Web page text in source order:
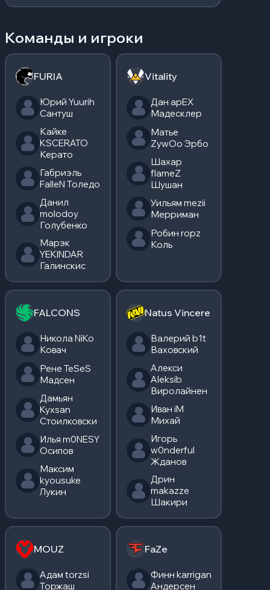
Команды и игроки
FURIA
Юрий Yuurih
Сантуш
Кайке
KSCERATO
Керато
Габриэль
FalleN Толедо
Данил
molodoy
Голубенко
Марэк
YEKINDAR
Галинскис
Vitality
Дан apEX
Мадесклер
Матье
ZywOo Эрбо
Шахар
flameZ
Шушан
Уильям mezii
Мерриман
Робин ropz
Коль
FALCONS
Никола NiKo
Ковач
Рене TeSeS
Мадсен
Дамьян
Kyxsan
Стоилковски
Илья m0NESY
Осипов
Максим
kyousuke
Лукин
Natus Vincere
Валерий b1t
Ваховский
Алекси
Aleksib
Виролайнен
Иван iM
Михай
Игорь
w0nderful
Жданов
Дрин
makazze
Шакири
MOUZ
Адам torzsi
Торжаш
FaZe
Финн karrigan
Андерсен